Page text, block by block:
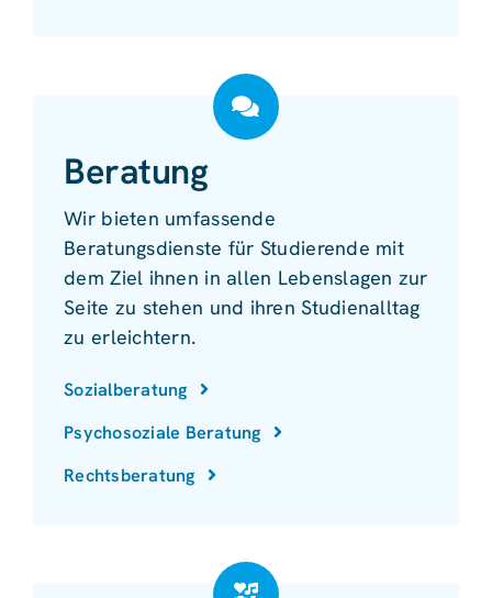
Beratung
Wir bieten umfassende
Beratungsdienste für Studierende mit
dem Ziel ihnen in allen Lebenslagen zur
Seite zu stehen und ihren Studienalltag
zu erleichtern.
Sozialberatung
Psychosoziale Beratung
Rechtsberatung